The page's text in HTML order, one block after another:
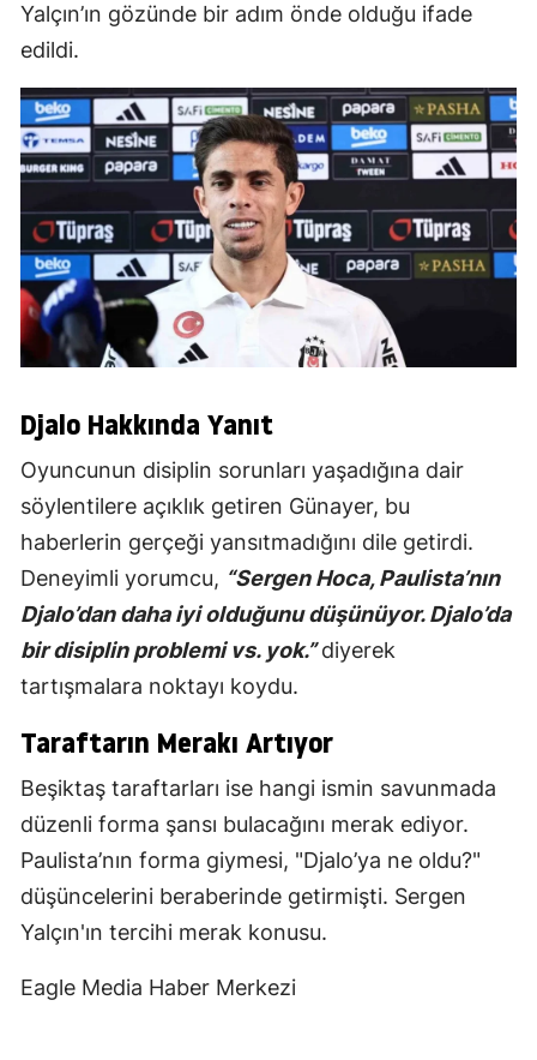
Yalçın’ın gözünde bir adım önde olduğu ifade
edildi.
Djalo Hakkında Yanıt
Oyuncunun disiplin sorunları yaşadığına dair
söylentilere açıklık getiren Günayer, bu
haberlerin gerçeği yansıtmadığını dile getirdi.
Deneyimli yorumcu, “Sergen Hoca, Paulista’nın
Djalo’dan daha iyi olduğunu düşünüyor. Djalo’da
bir disiplin problemi vs. yok.”diyerek
tartışmalara noktayı koydu.
Taraftarın Merakı Artıyor
Beşiktaş taraftarları ise hangi ismin savunmada
düzenli forma şansı bulacağını merak ediyor.
Paulista’nın forma giymesi, "Djalo’ya ne oldu?"
düşüncelerini beraberinde getirmişti. Sergen
Yalçın'ın tercihi merak konusu.
Eagle Media Haber Merkezi